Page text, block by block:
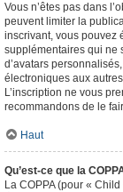
Vous n’êtes pas dans
peuvent limiter la
inscrivant, vous pouvez
supplémentaires qui ne
d’avatars
électroniques aux
L’inscription ne vous
recommandons de le
Haut
Qu’est-ce que la
La COPPA (pour «